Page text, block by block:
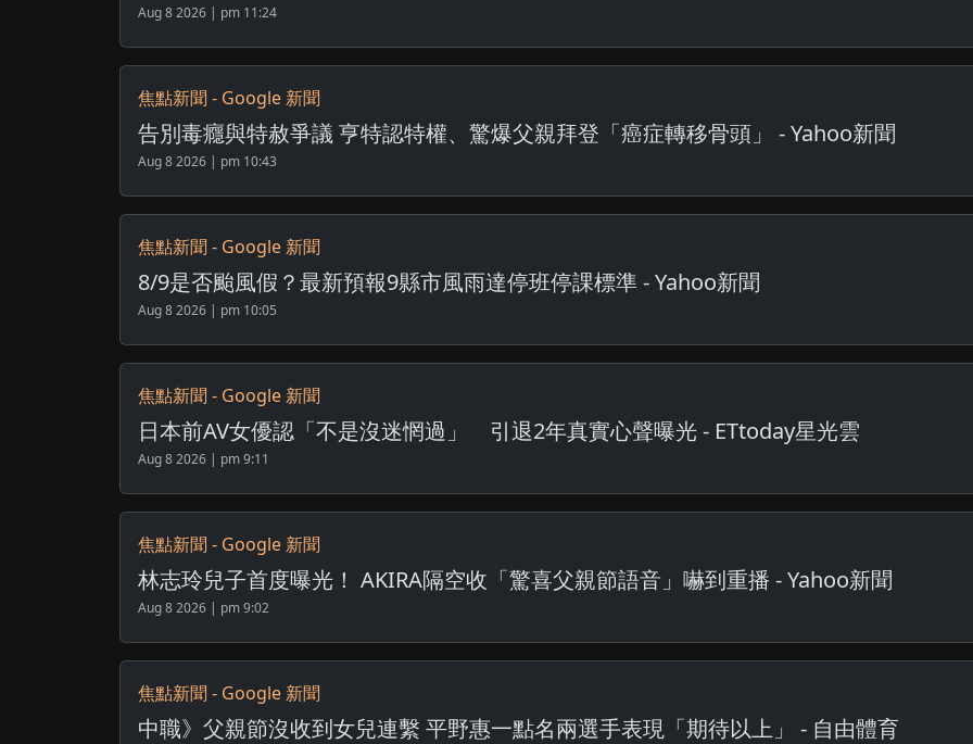
Aug 8 2026 | pm 11:24
焦點新聞 - Google 新聞
告別毒癮與特赦爭議 亨特認特權、驚爆父親拜登「癌症轉移骨頭」 - Yahoo新聞
Aug 8 2026 | pm 10:43
焦點新聞 - Google 新聞
8/9是否颱風假？最新預報9縣市風雨達停班停課標準 - Yahoo新聞
Aug 8 2026 | pm 10:05
焦點新聞 - Google 新聞
日本前AV女優認「不是沒迷惘過」 引退2年真實心聲曝光 - ETtoday星光雲
Aug 8 2026 | pm 9:11
焦點新聞 - Google 新聞
林志玲兒子首度曝光！ AKIRA隔空收「驚喜父親節語音」嚇到重播 - Yahoo新聞
Aug 8 2026 | pm 9:02
焦點新聞 - Google 新聞
中職》父親節沒收到女兒連繫 平野惠一點名兩選手表現「期待以上」 - 自由體育